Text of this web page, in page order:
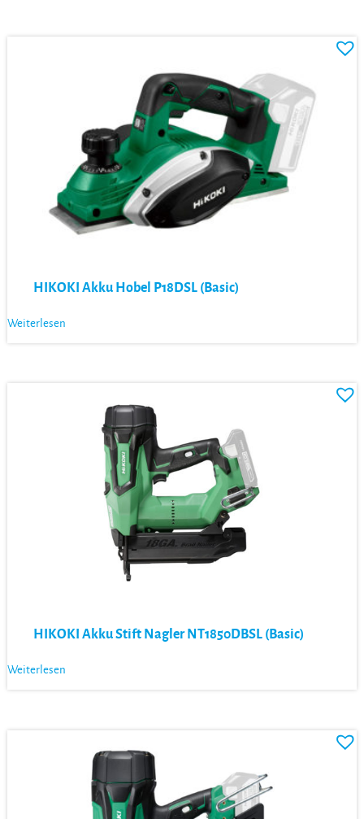
HIKOKI Akku Hobel P18DSL (Basic)
Weiterlesen
HIKOKI Akku Stift Nagler NT1850DBSL (Basic)
Weiterlesen